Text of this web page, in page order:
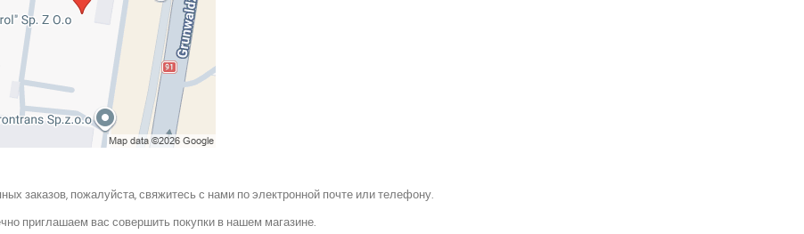
заказов, пожалуйста, свяжитесь с нами по электронной почте или телефону.
приглашаем вас совершить покупки в нашем магазине.